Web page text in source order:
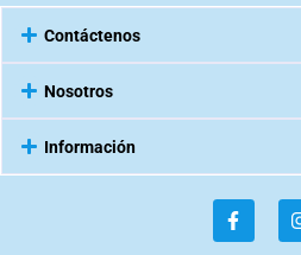
Contáctenos
Nosotros
Información